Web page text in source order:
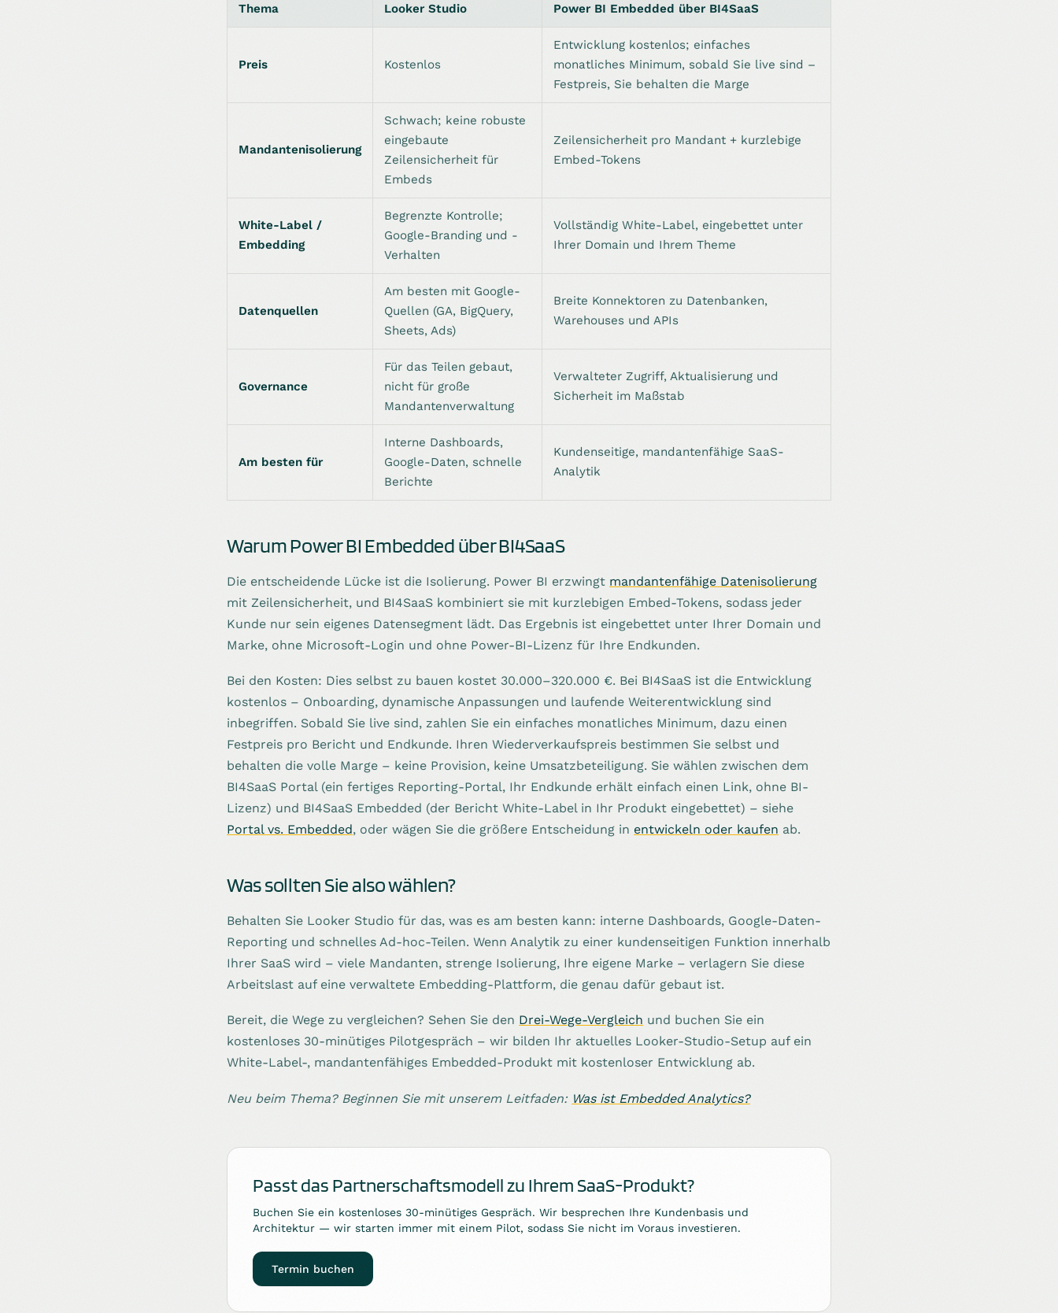
Thema Looker Studio Power BI Embedded über BI4SaaS
Preis Kostenlos
Entwicklung kostenlos; einfaches
monatliches Minimum, sobald Sie live sind –
Festpreis, Sie behalten die Marge
Mandantenisolierung
Schwach; keine robuste
eingebaute
Zeilensicherheit für
Embeds
Zeilensicherheit pro Mandant + kurzlebige
Embed-Tokens
White-Label /
Embedding
Begrenzte Kontrolle;
Google-Branding und -
Verhalten
Vollständig White-Label, eingebettet unter
Ihrer Domain und Ihrem Theme
Datenquellen
Am besten mit Google-
Quellen (GA, BigQuery,
Sheets, Ads)
Breite Konnektoren zu Datenbanken,
Warehouses und APIs
Governance
Für das Teilen gebaut,
nicht für große
Mandantenverwaltung
Verwalteter Zugriff, Aktualisierung und
Sicherheit im Maßstab
Am besten für
Interne Dashboards,
Google-Daten, schnelle
Berichte
Kundenseitige, mandantenfähige SaaS-
Analytik
Warum Power BI Embedded über BI4SaaS
Die entscheidende Lücke ist die Isolierung. Power BI erzwingt mandantenfähige Datenisolierung
mit Zeilensicherheit, und BI4SaaS kombiniert sie mit kurzlebigen Embed-Tokens, sodass jeder
Kunde nur sein eigenes Datensegment lädt. Das Ergebnis ist eingebettet unter Ihrer Domain und
Marke, ohne Microsoft-Login und ohne Power-BI-Lizenz für Ihre Endkunden.
Bei den Kosten: Dies selbst zu bauen kostet 30.000–320.000 €. Bei BI4SaaS ist die Entwicklung
kostenlos – Onboarding, dynamische Anpassungen und laufende Weiterentwicklung sind
inbegriffen. Sobald Sie live sind, zahlen Sie ein einfaches monatliches Minimum, dazu einen
Festpreis pro Bericht und Endkunde. Ihren Wiederverkaufspreis bestimmen Sie selbst und
behalten die volle Marge – keine Provision, keine Umsatzbeteiligung. Sie wählen zwischen dem
BI4SaaS Portal (ein fertiges Reporting-Portal, Ihr Endkunde erhält einfach einen Link, ohne BI-
Lizenz) und BI4SaaS Embedded (der Bericht White-Label in Ihr Produkt eingebettet) – siehe
Portal vs. Embedded, oder wägen Sie die größere Entscheidung in entwickeln oder kaufen ab.
Was sollten Sie also wählen?
Behalten Sie Looker Studio für das, was es am besten kann: interne Dashboards, Google-Daten-
Reporting und schnelles Ad-hoc-Teilen. Wenn Analytik zu einer kundenseitigen Funktion innerhalb
Ihrer SaaS wird – viele Mandanten, strenge Isolierung, Ihre eigene Marke – verlagern Sie diese
Arbeitslast auf eine verwaltete Embedding-Plattform, die genau dafür gebaut ist.
Bereit, die Wege zu vergleichen? Sehen Sie den Drei-Wege-Vergleich und buchen Sie ein
kostenloses 30-minütiges Pilotgespräch – wir bilden Ihr aktuelles Looker-Studio-Setup auf ein
White-Label-, mandantenfähiges Embedded-Produkt mit kostenloser Entwicklung ab.
Neu beim Thema? Beginnen Sie mit unserem Leitfaden: Was ist Embedded Analytics?
Passt das Partnerschaftsmodell zu Ihrem SaaS-Produkt?
Buchen Sie ein kostenloses 30-minütiges Gespräch. Wir besprechen Ihre Kundenbasis und
Architektur — wir starten immer mit einem Pilot, sodass Sie nicht im Voraus investieren.
Termin buchen